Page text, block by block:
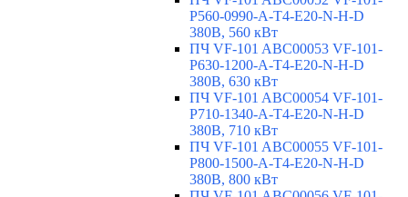
P560-0990-A-T4-E20-N-H-D
380В, 560 кВт
ПЧ VF-101 ABC00053 VF-101-
P630-1200-A-T4-E20-N-H-D
380В, 630 кВт
ПЧ VF-101 ABC00054 VF-101-
P710-1340-A-T4-E20-N-H-D
380В, 710 кВт
ПЧ VF-101 ABC00055 VF-101-
P800-1500-A-T4-E20-N-H-D
380В, 800 кВт